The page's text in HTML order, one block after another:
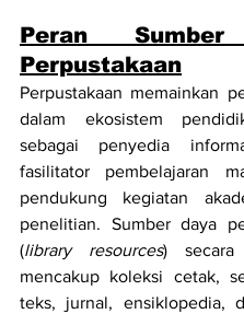
Peran
Perpustakaan
Perpustakaan memainkan
dalam ekosistem
sebagai penyedia
fasilitator pembelajaran
pendukung kegiatan
penelitian. Sumber daya
(library resources) secara
mencakup koleksi cetak,
teks, jurnal, ensiklopedia,